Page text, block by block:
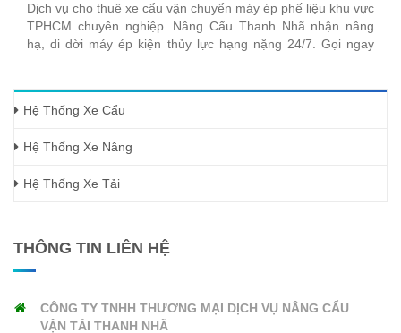
Dịch vụ cho thuê xe cẩu vận chuyển máy ép phế liệu khu vực
TPHCM chuyên nghiệp. Nâng Cẩu Thanh Nhã nhận nâng
hạ, di dời máy ép kiện thủy lực hạng nặng 24/7. Gọi ngay
Hệ Thống Xe Cẩu
Hệ Thống Xe Nâng
Hệ Thống Xe Tải
THÔNG TIN LIÊN HỆ
CÔNG TY TNHH THƯƠNG MẠI DỊCH VỤ NÂNG CẨU
VẬN TẢI THANH NHÃ